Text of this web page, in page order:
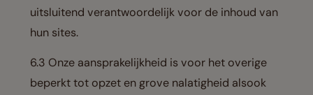
uitsluitend verantwoordelijk voor de inhoud van
hun sites.
6.3 Onze aansprakelijkheid is voor het overige
beperkt tot opzet en grove nalatigheid alsook